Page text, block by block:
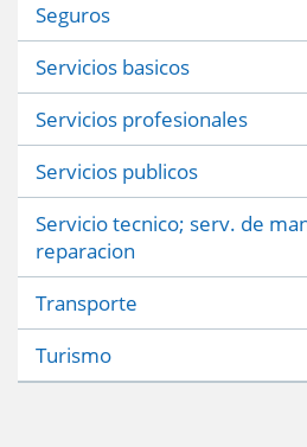
Seguros
Servicios basicos
Servicios profesionales
Servicios publicos
Servicio tecnico; serv. de
reparacion
Transporte
Turismo